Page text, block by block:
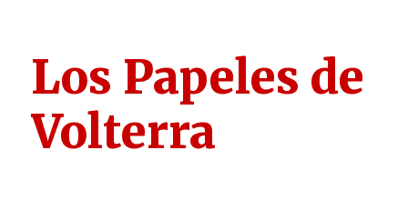
Los Papeles de
Volterra